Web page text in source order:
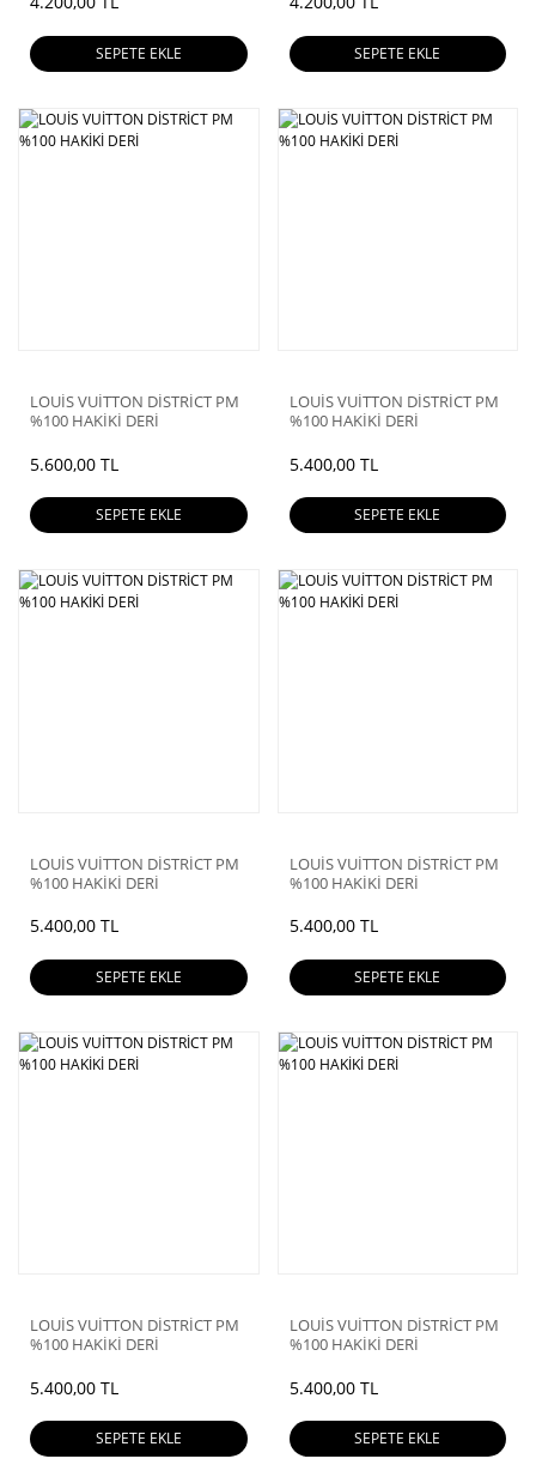
SEPETE EKLE SEPETE EKLE
LOUİS VUİTTON DİSTRİCT PM
%100 HAKİKİ DERİ
5.600,00 TL
SEPETE EKLE
LOUİS VUİTTON DİSTRİCT PM
%100 HAKİKİ DERİ
5.400,00 TL
SEPETE EKLE
LOUİS VUİTTON DİSTRİCT PM
%100 HAKİKİ DERİ
5.400,00 TL
SEPETE EKLE
LOUİS VUİTTON DİSTRİCT PM
%100 HAKİKİ DERİ
5.400,00 TL
SEPETE EKLE
LOUİS VUİTTON DİSTRİCT PM
%100 HAKİKİ DERİ
5.400,00 TL
SEPETE EKLE
LOUİS VUİTTON DİSTRİCT PM
%100 HAKİKİ DERİ
5.400,00 TL
SEPETE EKLE